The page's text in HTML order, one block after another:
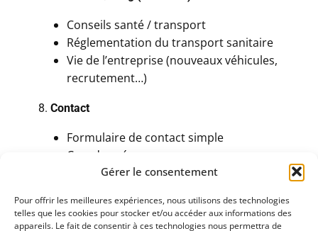
Gérer le consentement
Pour offrir les meilleures expériences, nous utilisons des technologies
telles que les cookies pour stocker et/ou accéder aux informations des
appareils. Le fait de consentir à ces technologies nous permettra de
Conseils santé / transport
Réglementation du transport sanitaire
Vie de l’entreprise (nouveaux véhicules,
recrutement…)
8. Contact
Formulaire de contact simple
Coordonnées
Horaires d’ouverture
9.Mentions légales (obligatoire)